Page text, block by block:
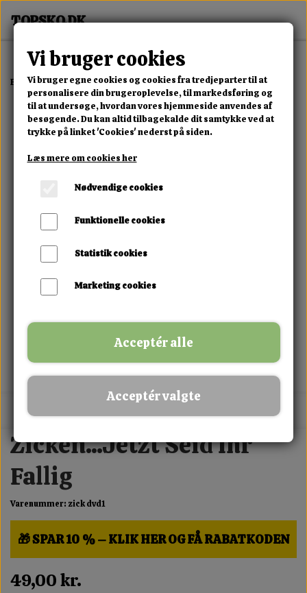
Forside Erotisk Kollektion Dvd Zicken...Jetzt Seid Ihr Fallig
MIX FRIT · KØB 3 BETAL FOR 2
Zicken...Jetzt Seid Ihr
Fallig
Varenummer: zick dvd1
🎁 SPAR 10 % – KLIK HER OG FÅ RABATKODEN
49,00 kr.
Vi bruger cookies
Vi bruger egne cookies og cookies fra tredjeparter til at
personalisere din brugeroplevelse, til markedsføring og
til at undersøge, hvordan vores hjemmeside anvendes af
besøgende. Du kan altid tilbagekalde dit samtykke ved at
trykke på linket 'Cookies' nederst på siden.
Læs mere om cookies her
Nødvendige cookies
Funktionelle cookies
Statistik cookies
Marketing cookies
Acceptér alle
Acceptér valgte